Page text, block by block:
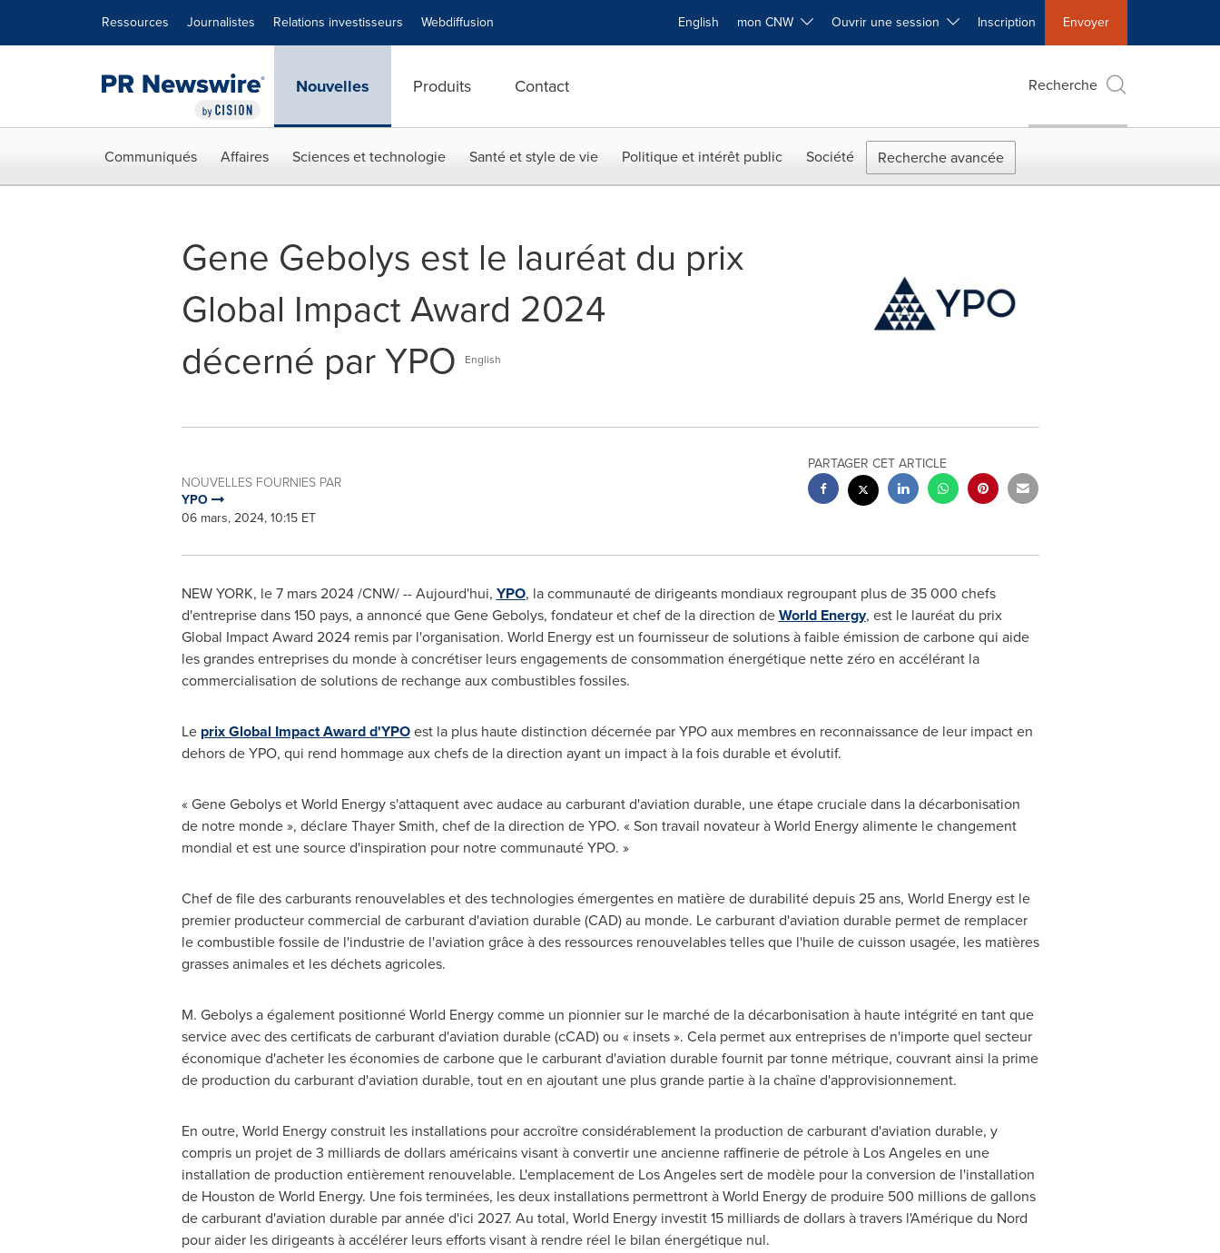
Ressources Journalistes Relations investisseurs Webdiffusion English mon CNW Ouvrir une session Inscription Envoyer
Nouvelles Produits Contact Recherche
Communiqués Affaires Sciences et technologie Santé et style de vie Politique et intérêt public Société Recherche avancée
Gene Gebolys est le lauréat du prix
Global Impact Award 2024
décerné par YPO
English
NOUVELLES FOURNIES PAR
YPO
06 mars, 2024, 10:15 ET
PARTAGER CET ARTICLE
NEW YORK, le 7 mars 2024/CNW/ -- Aujourd'hui, YPO, la communauté de dirigeants mondiaux regroupant plus de 35 000 chefs
d'entreprise dans 150 pays, a annoncé que Gene Gebolys, fondateur et chef de la direction deWorld Energy, est le lauréat du prix
Global Impact Award 2024 remis par l'organisation. World Energy est un fournisseur de solutions à faible émission de carbone qui aide
les grandes entreprises du monde à concrétiser leurs engagements de consommation énergétique nette zéro en accélérant la
commercialisation de solutions de rechange aux combustibles fossiles.
Le prix Global Impact Award d'YPOest la plus haute distinction décernée par YPO aux membres en reconnaissance de leur impact en
dehors de YPO, qui rend hommage aux chefs de la direction ayant un impact à la fois durable et évolutif.
« Gene Gebolys et World Energy s'attaquent avec audace au carburant d'aviation durable, une étape cruciale dans la décarbonisation
de notre monde », déclare Thayer Smith, chef de la direction de YPO. « Son travail novateur à World Energy alimente le changement
mondial et est une source d'inspiration pour notre communauté YPO. »
Chef de file des carburants renouvelables et des technologies émergentes en matière de durabilité depuis 25 ans, World Energy est le
premier producteur commercial de carburant d'aviation durable (CAD) au monde. Le carburant d'aviation durable permet de remplacer
le combustible fossile de l'industrie de l'aviation grâce à des ressources renouvelables telles que l'huile de cuisson usagée, les matières
grasses animales et les déchets agricoles.
M. Gebolys a également positionné World Energy comme un pionnier sur le marché de la décarbonisation à haute intégrité en tant que
service avec des certificats de carburant d'aviation durable (cCAD) ou « insets ». Cela permet aux entreprises de n'importe quel secteur
économique d'acheter les économies de carbone que le carburant d'aviation durable fournit par tonne métrique, couvrant ainsi la prime
de production du carburant d'aviation durable, tout en en ajoutant une plus grande partie à la chaîne d'approvisionnement.
En outre, World Energy construit les installations pour accroître considérablement la production de carburant d'aviation durable, y
compris un projet de 3 milliards de dollars américains visant à convertir une ancienne raffinerie de pétrole à Los Angelesen une
installation de production entièrement renouvelable. L'emplacement de Los Angelessert de modèle pour la conversion de l'installation
de Houston de World Energy. Une fois terminées, les deux installations permettront à World Energy de produire 500 millions de gallons
de carburant d'aviation durable par année d'ici 2027. Au total, World Energy investit 15 milliards de dollars à travers l'Amérique du Nord
pour aider les dirigeants à accélérer leurs efforts visant à rendre réel le bilan énergétique nul.